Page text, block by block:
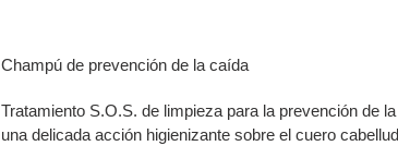
el
producto
a
Champú de prevención de la caída
Tratamiento S.O.S. de limpieza para la prevención de
una delicada acción higienizante sobre el cuero